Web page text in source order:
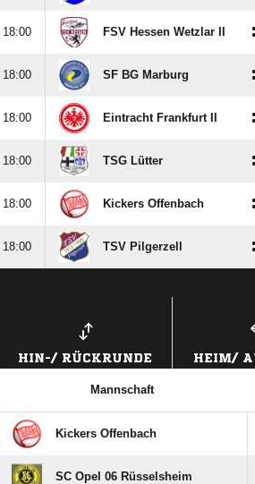
 FSV Hessen Wetzlar II :
 SF BG Marburg :
 Eintracht Frankfurt II :
 TSG Lütter :
 Kickers Offenbach :
 TSV Pilgerzell :
HIN-/ RÜCKRUNDE HEIM/
Mannschaft
Kickers Offenbach
SC Opel 06 Rüsselsheim